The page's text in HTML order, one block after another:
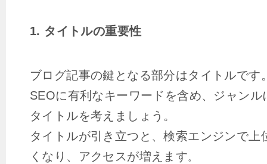
1. タイトルの重要性
ブログ記事の鍵となる部分はタイトルです
SEOに有利なキーワードを含め、ジャンル
タイトルを考えましょう。
タイトルが引き立つと、検索エンジンで上
くなり、アクセスが増えます。